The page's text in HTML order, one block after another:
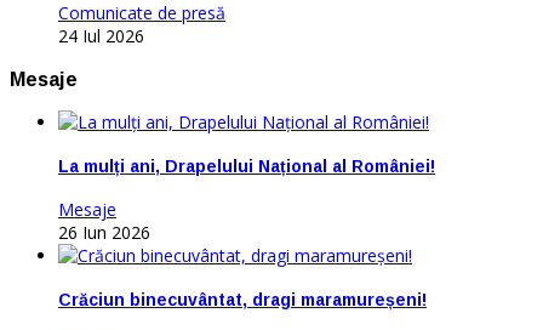
Comunicate de presă
24 Iul 2026
Mesaje
La mulți ani, Drapelului Național al României!
Mesaje
26 Iun 2026
Crăciun binecuvântat, dragi maramureșeni!